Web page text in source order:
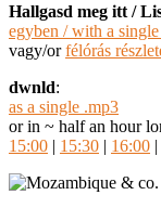
Hallgasd meg itt /
egyben / with a
vagy/orfélórás
dwnld:
as a single .mp3
or in ~ half an hour
15:00 | 15:30 | 16:00 |